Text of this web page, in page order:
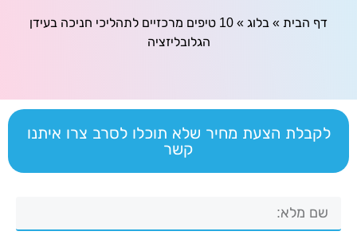
דף הבית » בלוג »
10 טיפים מרכזיים לתהליכי חניכה בעידן
הגלובליזציה
לקבלת הצעת מחיר שלא תוכלו לסרב צרו איתנו
קשר